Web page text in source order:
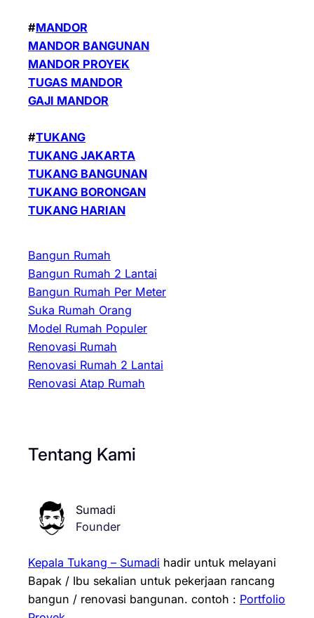
#MANDOR
MANDOR BANGUNAN
MANDOR PROYEK
TUGAS MANDOR
GAJI MANDOR
#TUKANG
TUKANG JAKARTA
TUKANG BANGUNAN
TUKANG BORONGAN
TUKANG HARIAN
Bangun Rumah
Bangun Rumah 2 Lantai
Bangun Rumah Per Meter
Suka Rumah Orang
Model Rumah Populer
Renovasi Rumah
Renovasi Rumah 2 Lantai
Renovasi Atap Rumah
Tentang Kami
Sumadi
Founder
Kepala Tukang – Sumadi hadir untuk melayani
Bapak / Ibu sekalian untuk pekerjaan rancang
bangun / renovasi bangunan. contoh : Portfolio